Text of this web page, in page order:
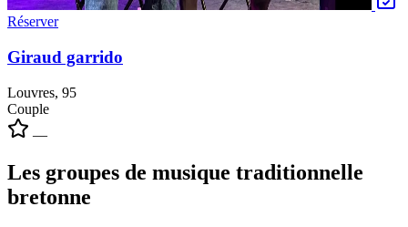
Réserver
Giraud garrido
Louvres, 95
Couple
—
Les groupes de musique traditionnelle
bretonne